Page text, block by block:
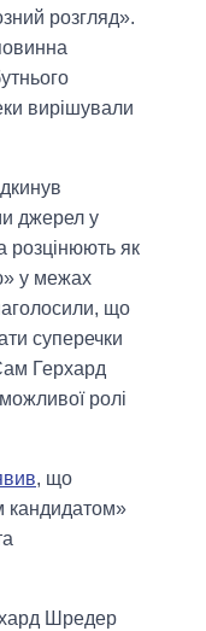
розгляд».
вирішували
джерел у
розцінюють як
у межах
що
суперечки
Герхард
ролі
, що
Шредер